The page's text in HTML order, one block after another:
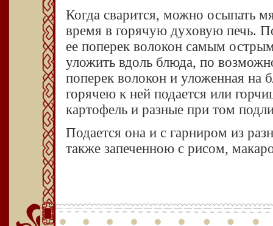
Когда сварится, можно осыпать
время в горячую духовую печь.
ее поперек волокон самым
уложить вдоль блюда, по
поперек волокон и уложенная на
горячею к ней подается или
картофель и разные при том
Подается она и с гарниром из
также запеченною с рисом,